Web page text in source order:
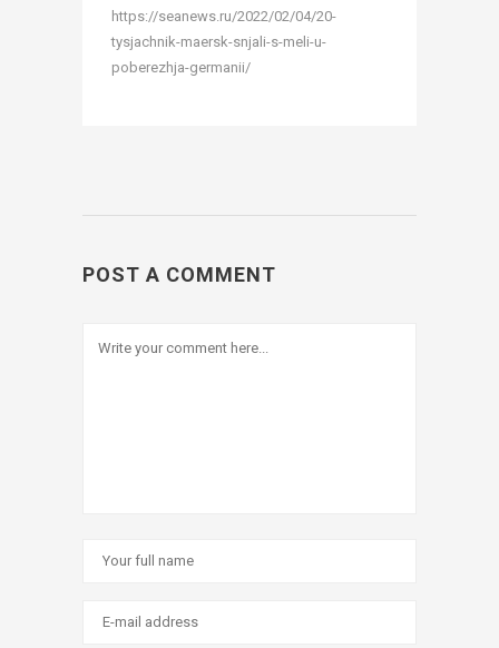
https://seanews.ru/2022/02/04/20-
tysjachnik-maersk-snjali-s-meli-u-
poberezhja-germanii/
POST A COMMENT